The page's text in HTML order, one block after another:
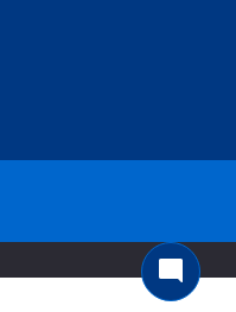
mode_comment